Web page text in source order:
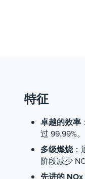
特征
卓越的效率
过 99.99%。
多级燃烧
阶段减少